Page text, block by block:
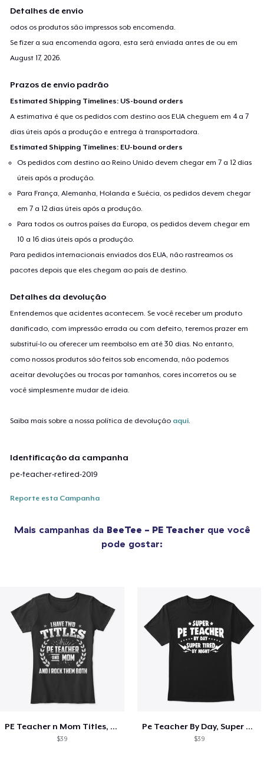
Detalhes de envio
odos os produtos são impressos sob encomenda.
Se fizer a sua encomenda agora, esta será enviada antes de ou em
August 17, 2026
Prazos de envio padrão
Estimated Shipping Timelines: US-bound orders
A estimativa é que os pedidos com destino aos EUA cheguem em 4 a 7
dias úteis após a produção e entrega à transportadora.
Estimated Shipping Timelines: EU-bound orders
Os pedidos com destino ao Reino Unido devem chegar em 7 a 12 dias
úteis após a produção.
Para França, Alemanha, Holanda e Suécia, os pedidos devem chegar
em 7 a 12 dias úteis após a produção.
Para todos os outros países da Europa, os pedidos devem chegar em
10 a 16 dias úteis após a produção.
Para pedidos internacionais enviados dos EUA, não rastreamos os
pacotes depois que eles chegam ao país de destino.
Detalhes da devolução
Entendemos que acidentes acontecem. Se você receber um produto
danificado, com impressão errada ou com defeito, teremos prazer em
substituí-lo ou oferecer um reembolso em até 30 dias. No entanto,
como nossos produtos são feitos sob encomenda, não podemos
aceitar devoluções ou trocas por tamanhos, cores incorretos ou se
você simplesmente mudar de ideia.
Saiba mais sobre a nossa política de devolução aqui
Identificação da campanha
pe-teacher-retired-2019
Reporte esta Campanha
Mais campanhas da BeeTee - PE Teacherque você
pode gostar:
PE Teacher n Mom Titles, Rock Them Both
$39
Pe Teacher By Day, Super Tired By Night
$39